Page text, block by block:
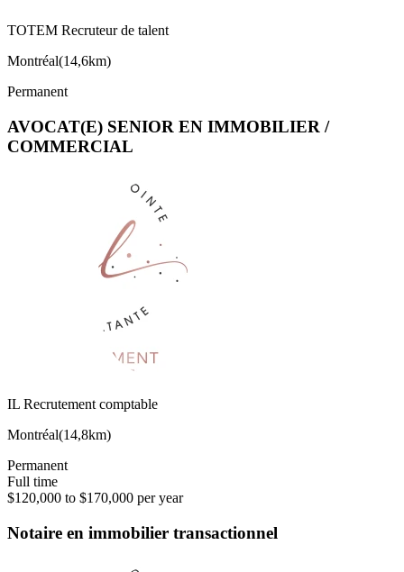
TOTEM Recruteur de talent
Montréal(14,6km)
Permanent
AVOCAT(E) SENIOR EN IMMOBILIER /
COMMERCIAL
IL Recrutement comptable
Montréal(14,8km)
Permanent
Full time
$120,000 to $170,000 per year
Notaire en immobilier transactionnel